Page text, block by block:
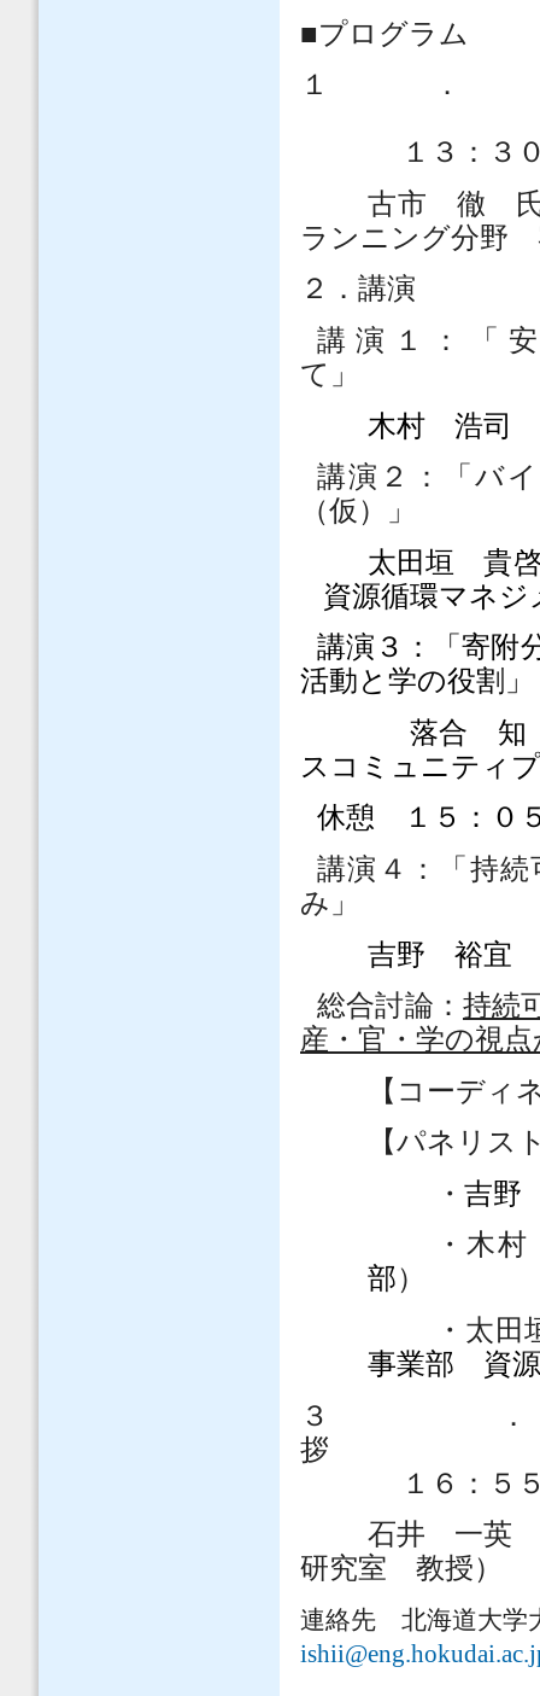
■プログラム
１
１３：３
古市 徹 氏
ランニング分野
２．講演
講演１：「
て」
木村 浩司
講演２：「バ
（仮）
太田垣 貴
資源循環マネ
講演３：「寄附
活動と学の
落合 知
スコミュニティ
休憩 １５：０
講演４：「持
み」
吉野 裕宜
総合討論： 持続
産・官・学の視
【コーデ
【パネリス
・ 吉野
・木
部）
・太
事業部 資源
３
１６：５
石井 一英
研究室 教授）
連絡先 北海道大